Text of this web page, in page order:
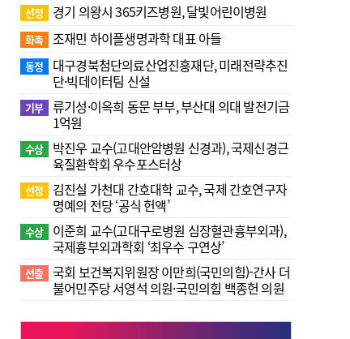
선정 경기 의왕시 365키즈병원, 달빛어린이병원
화촉 조재민 하이플생명과학 대표 아들
동정
대구경북첨단의료산업진흥재단, 미래전략추진
단·빅데이터팀 신설
기부 류기성·이옥희 동문 부부, 부산대 의대 발전기금
1억원
수상
박진우 교수(고대안암병원 신경과), 국제신경근
육질환학회 우수포스터상
선정
김진실 가천대 간호대학 교수, 국제 간호연구자
명예의 전당 ‘공식 헌액’
수상
이준희 교수(고대구로병원 심장혈관흉부외과),
국제흉부외과학회 ‘최우수 구연상’
선출 국회 보건복지위원장 이만희(국민의힘)-간사 더
불어민주당 서영석 의원·국민의힘 백종헌 의원